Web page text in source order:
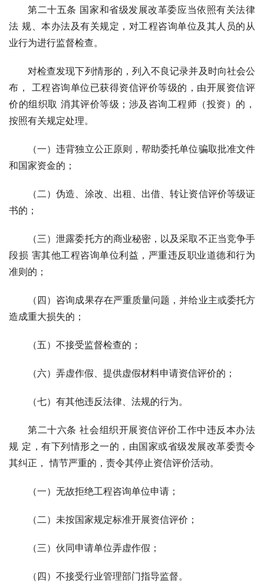
第二十五条 国家和省级发展改革委应当依照有关法律
法 规、本办法及有关规定，对工程咨询单位及其人员的从
业行为进行监督检查。
对检查发现下列情形的，列入不良记录并及时向社会公
布， 工程咨询单位已获得资信评价等级的，由开展资信评
价的组织取 消其评价等级；涉及咨询工程师（投资）的，
按照有关规定处理。
（一）违背独立公正原则，帮助委托单位骗取批准文件
和国家资金的；
（二）伪造、涂改、出租、出借、转让资信评价等级证
书的；
（三）泄露委托方的商业秘密，以及采取不正当竞争手
段损 害其他工程咨询单位利益，严重违反职业道德和行为
准则的；
（四）咨询成果存在严重质量问题，并给业主或委托方
造成重大损失的；
（五）不接受监督检查的；
（六）弄虚作假、提供虚假材料申请资信评价的；
（七）有其他违反法律、法规的行为。
第二十六条 社会组织开展资信评价工作中违反本办法
规 定，有下列情形之一的，由国家或省级发展改革委责令
其纠正， 情节严重的，责令其停止资信评价活动。
（一）无故拒绝工程咨询单位申请；
（二）未按国家规定标准开展资信评价；
（三）伙同申请单位弄虚作假；
（四）不接受行业管理部门指导监督。